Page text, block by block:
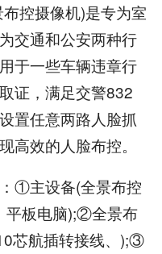
控摄像机)是专为室
交通和公安两种行
于一些车辆违章行
证，满足交警832
置任意两路人脸抓
高效的人脸布控。
①主设备(全景布控
平板电脑);②全景布
芯航插转接线、);③